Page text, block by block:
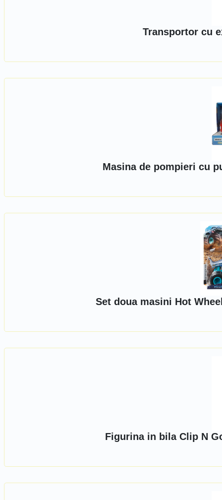
Transportor cu
Masina de pompieri cu
Set doua masini Hot
Figurina in bila Clip N